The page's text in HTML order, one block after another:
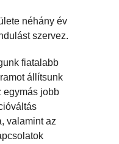
néhány év
szervez.
fiatalabb
állítsunk
egymás jobb
valamint az